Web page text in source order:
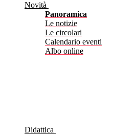
Novità
Panoramica
Le notizie
Le circolari
Calendario eventi
Albo online
Didattica